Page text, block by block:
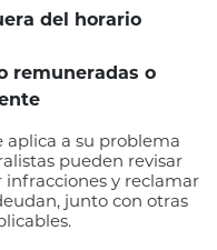
del horario
remuneradas o
aplica a su problema
pueden revisar
infracciones y reclamar
junto con otras